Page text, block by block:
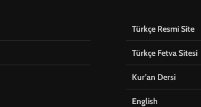
Türkçe Resmi Site
Türkçe Fetva Sitesi
Kur’an Dersi
English